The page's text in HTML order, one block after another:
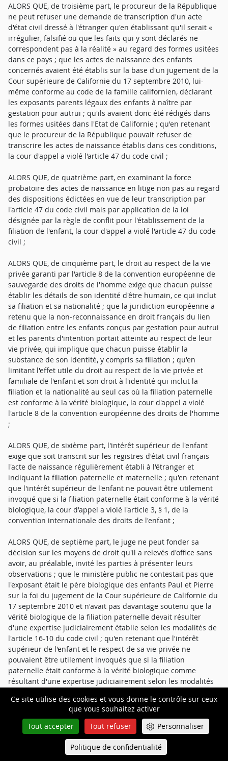
Ce site utilise des cookies et vous donne le contrôle sur ceux
que vous souhaitez activer
Tout accepter
Tout refuser Personnaliser
Politique de confidentialité
ALORS QUE, de troisième part, le procureur de la République
ne peut refuser une demande de transcription d'un acte
d'état civil dressé à l'étranger qu'en établissant qu'il serait «
irrégulier, falsifié ou que les faits qui y sont déclarés ne
correspondent pas à la réalité » au regard des formes usitées
dans ce pays ; que les actes de naissance des enfants
concernés avaient été établis sur la base d'un jugement de la
Cour supérieure de Californie du 17 septembre 2010, lui-
même conforme au code de la famille californien, déclarant
les exposants parents légaux des enfants à naître par
gestation pour autrui ; qu'ils avaient donc été rédigés dans
les formes usitées dans l'Etat de Californie ; qu'en retenant
que le procureur de la République pouvait refuser de
transcrire les actes de naissance établis dans ces conditions,
la cour d'appel a violé l'article 47 du code civil ;
ALORS QUE, de quatrième part, en examinant la force
probatoire des actes de naissance en litige non pas au regard
des dispositions édictées en vue de leur transcription par
l'article 47 du code civil mais par application de la loi
désignée par la règle de conflit pour l'établissement de la
filiation de l'enfant, la cour d'appel a violé l'article 47 du code
civil ;
ALORS QUE, de cinquième part, le droit au respect de la vie
privée garanti par l'article 8 de la convention européenne de
sauvegarde des droits de l'homme exige que chacun puisse
établir les détails de son identité d'être humain, ce qui inclut
sa filiation et sa nationalité ; que la juridiction européenne a
retenu que la non-reconnaissance en droit français du lien
de filiation entre les enfants conçus par gestation pour autrui
et les parents d'intention portait atteinte au respect de leur
vie privée, qui implique que chacun puisse établir la
substance de son identité, y compris sa filiation ; qu'en
limitant l'effet utile du droit au respect de la vie privée et
familiale de l'enfant et son droit à l'identité qui inclut la
filiation et la nationalité au seul cas où la filiation paternelle
est conforme à la vérité biologique, la cour d'appel a violé
l'article 8 de la convention européenne des droits de l'homme
;
ALORS QUE, de sixième part, l'intérêt supérieur de l'enfant
exige que soit transcrit sur les registres d'état civil français
l'acte de naissance régulièrement établi à l'étranger et
indiquant la filiation paternelle et maternelle ; qu'en retenant
que l'intérêt supérieur de l'enfant ne pouvait être utilement
invoqué que si la filiation paternelle était conforme à la vérité
biologique, la cour d'appel a violé l'article 3, § 1, de la
convention internationale des droits de l'enfant ;
ALORS QUE, de septième part, le juge ne peut fonder sa
décision sur les moyens de droit qu'il a relevés d'office sans
avoir, au préalable, invité les parties à présenter leurs
observations ; que le ministère public ne contestait pas que
l'exposant était le père biologique des enfants Paul et Pierre
sur la foi du jugement de la Cour supérieure de Californie du
17 septembre 2010 et n'avait pas davantage soutenu que la
vérité biologique de la filiation paternelle devait résulter
d'une expertise judiciairement établie selon les modalités de
l'article 16-10 du code civil ; qu'en retenant que l'intérêt
supérieur de l'enfant et le respect de sa vie privée ne
pouvaient être utilement invoqués que si la filiation
paternelle était conforme à la vérité biologique comme
résultant d'une expertise judiciairement selon les modalités
l'exposant n'était pas établie en l'absence d'un certificat
médical en attestant et d'éléments médicaux concernant le
programme de fécondation artificielle pratiquée, relevant
ainsi d'office un moyen sans avoir invité préalablement les
parties à en discuter, la cour d'appel a méconnu le principe
de la contradiction en violation de l'article 16 du code de
Queue-Fair